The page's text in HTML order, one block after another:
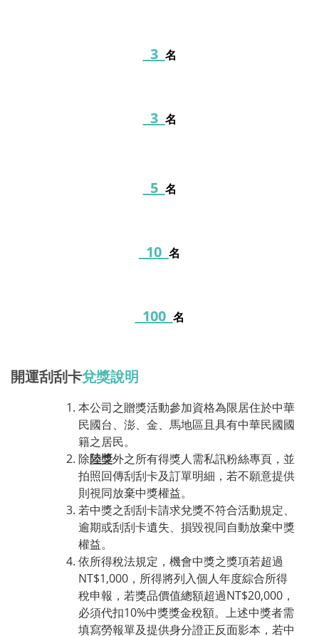
3 名
3 名
5 名
10 名
100 名
開運刮刮卡兌獎說明
本公司之贈獎活動參加資格為限居住於中華
民國台、澎、金、馬地區且具有中華民國國
籍之居民。
除陸獎外之所有得獎人需私訊粉絲專頁，並
拍照回傳刮刮卡及訂單明細，若不願意提供
則視同放棄中獎權益。
若中獎之刮刮卡請求兌獎不符合活動規定、
逾期或刮刮卡遺失、損毀視同自動放棄中獎
權益。
依所得稅法規定，機會中獎之獎項若超過
NT$1,000，所得將列入個人年度綜合所得
稅申報，若獎品價值總額超過NT$20,000，
必須代扣10%中獎獎金稅額。上述中獎者需
填寫勞報單及提供身分證正反面影本，若中